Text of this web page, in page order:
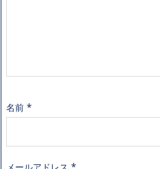
名前 *